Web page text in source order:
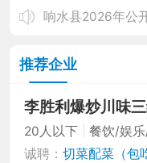
响水县2026年公
盐城经济技术开
江苏黄海生态环
推荐企业
白班 申通快递员（节日
李胜利爆炒川味
20人以下
餐饮/娱
诚聘： 切菜配菜（包